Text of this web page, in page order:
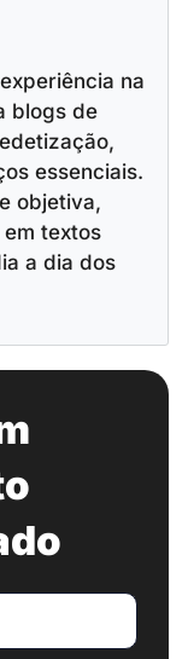
na
blogs de
essenciais.
objetiva,
textos
a dia dos